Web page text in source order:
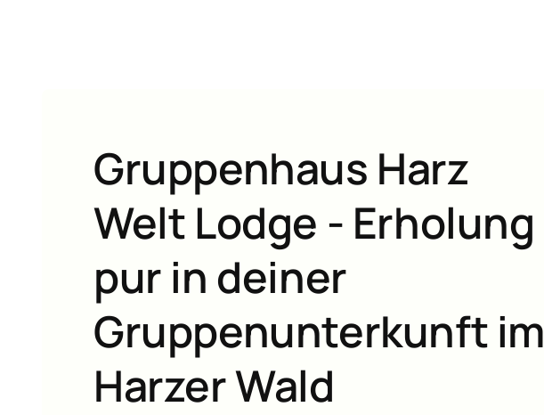
Gruppenhaus Harz
Welt Lodge - Erholung
pur in deiner
Gruppenunterkunft im
Harzer Wald